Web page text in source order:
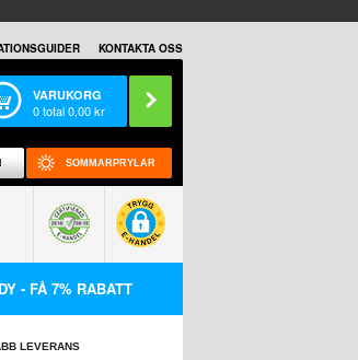
KONTAKTA OSS
VARUKORG
0total0,00kr
SOMMARPRYLAR
- FÅ 7% RABATT
LEVERANS